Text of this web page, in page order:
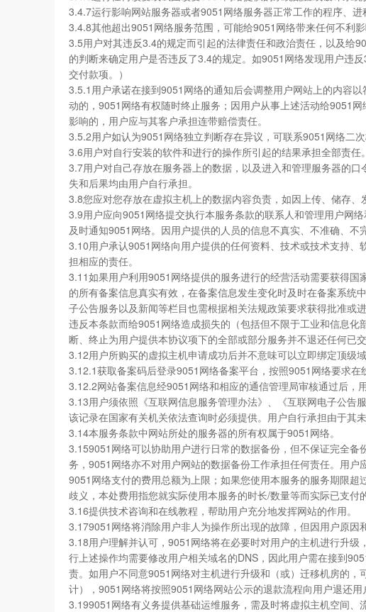
3.4.7运行影响网站服务器或者9051网络服务器正常工作的程序、进
3.4.8其他超出9051网络服务范围，可能给9051网络带来任何不利
3.5用户对其违反3.4的规定而引起的法律责任和政治责任，以及给
的判断来确定用户是否违反了3.4的规定。如9051网络发现用户违
交付款项。）
3.5.1用户承诺在接到9051网络的通知后会调整用户网站上的内容
动的，9051网络有权随时终止服务；因用户从事上述活动给9051
影响的，用户应与其客户承担连带赔偿责任。
3.5.2用户如认为9051网络独立判断存在异议，可联系9051网络二
3.6用户对自行安装的软件和进行的操作所引起的结果承担全部责任。
3.7用户对自己存放在服务器上的数据，以及进入和管理服务器的
失和后果均由用户自行承担。
3.8您应对您存放在虚拟主机上的数据内容负责，如因上传、储存
3.9用户应向9051网络提交执行本服务条款的联系人和管理用户网
及时通知9051网络。因用户提供的人员的信息不真实、不准确、不
3.10用户承认9051网络向用户提供的任何资料、技术或技术支持
担相应的责任。
3.11如果用户利用9051网络提供的服务进行的经营活动需要获得
的所有备案信息真实有效，在备案信息发生变化时及时在备案系
子公告服务以及新闻等栏目也需根据相关法规政策要求获得批准
违反本条款而给9051网络造成损失的（包括但不限于工业和信息
断、终止为用户提供本协议项下的全部或部分服务并不退还任何已交
3.12用户所购买的虚拟主机申请成功后并不意味可以立即绑定顶级
3.12.1获取备案码后登录9051网络备案平台，按照9051网络要求在
3.12.2网站备案信息经9051网络和相应的通信管理局审核通过后，
3.13用户须依照《互联网信息服务管理办法》、《互联网电子公告
该记录在国家有关机关依法查询时必须提供。用户自行承担由于其
3.14本服务条款中网站所处的服务器的所有权属于9051网络。
3.159051网络可以协助用户进行日常的数据备份，但不保证完全
务，9051网络亦不对用户网站的数据备份工作承担任何责任。用
9051网络支付的费用总额为上限；如果您使用本服务的服务期限
歧义，本处费用指您就实际使用本服务的时长/数量等而实际已支付
3.16提供技术咨询和在线教程，帮助用户充分地发挥网站的作用。
3.179051网络将消除用户非人为操作所出现的故障，但因用户原因
3.18用户理解并认可，9051网络将在必要时对用户的主机进行升
行上述操作均需要修改用户相关域名的DNS，因此用户需在接到
责。如用户不同意9051网络对主机进行升级和（或）迁移机房的
计），9051网络将按照9051网络网站公示的退款流程向用户退还用
3.199051网络有义务提供基础运维服务，需及时将虚拟主机空间